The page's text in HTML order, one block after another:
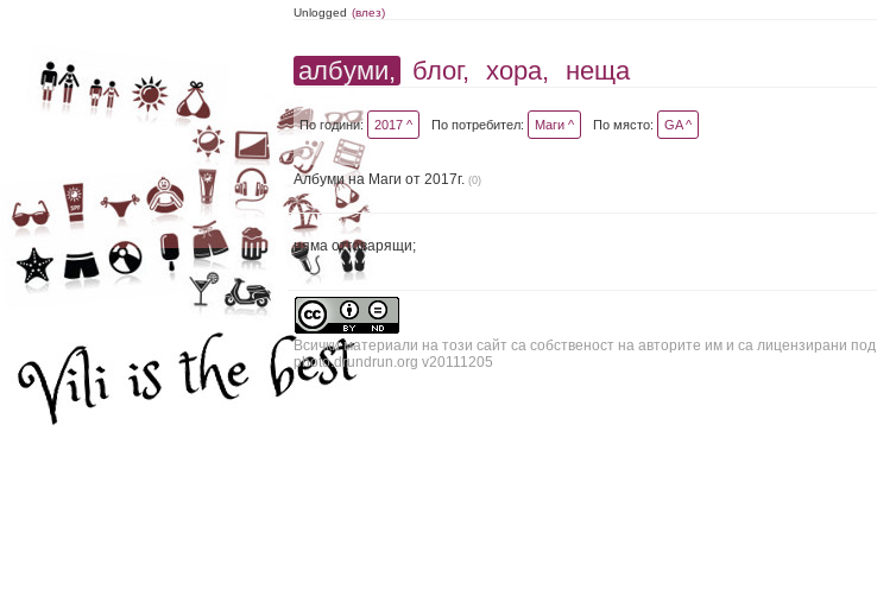
Unlogged (влез)
албуми, блог, хора, неща
По години: 2017 ^ По потребител: Маги ^ По място: GA ^
Албуми на Маги от 2017г. (0)
няма отговарящи;
Всички материали на този сайт са собственост на авторите им и са лицензирани под
photo.drundrun.org v20111205